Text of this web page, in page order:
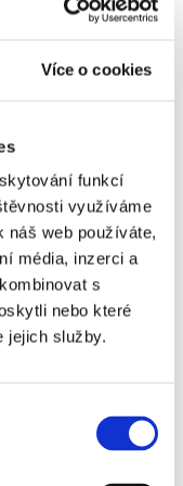
Více o cookies
funkcí
využíváme
náš web používáte,
média, inzerci a
s
nebo které
jejich služby.
metodou
cenu a nyní si
koupí a očekáváte
Ačkoli je
článkem